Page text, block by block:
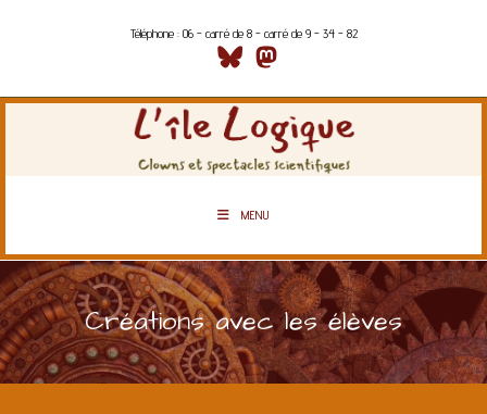
Téléphone : 06 - carré de 8 - carré de 9 - 34 - 82
MENU
Créations avec les élèves